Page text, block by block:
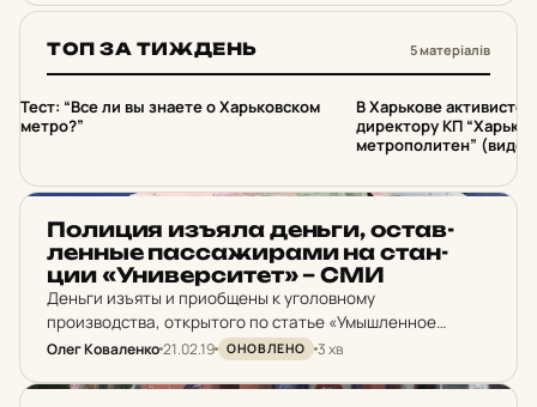
ТОП ЗА ТИЖДЕНЬ 5 матеріалів
1
Тест: “Все ли вы знаете о Харьковском
метро?”
2
В Харькове
директору КП
метрополитен”
НОВИНИ ХАРКОВА
По­ли­ция изъяла деньги, ос­тав­
лен­ные пас­са­жи­ра­ми на стан­
ции «Уни­вер­си­тет» – СМИ
Деньги изъяты и приобщены к уголовному
производства, открытого по статье «Умышленное
неисполнение решения суда».
Олег Коваленко21.02.19 ОНОВЛЕНО 3 хв